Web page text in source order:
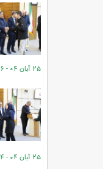
۲۵ آبان ۰۴ - ۱۰:۲۶
۲۵ آبان ۰۴ - ۱۰:۱۴